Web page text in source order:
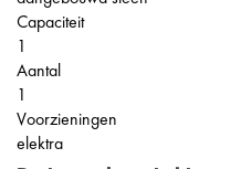
Capaciteit
1
Aantal
1
Voorzieningen
elektra